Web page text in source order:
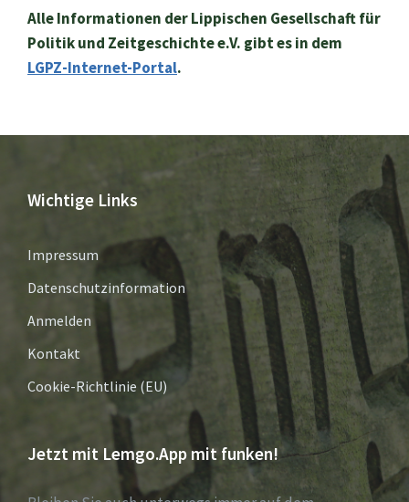
Alle Informationen der Lippischen Gesellschaft für
Politik und Zeitgeschichte e.V. gibt es in dem
LGPZ-Internet-Portal.
Wichtige Links
Impressum
Datenschutzinformation
Anmelden
Kontakt
Cookie-Richtlinie (EU)
Jetzt mit Lemgo.App mit funken!